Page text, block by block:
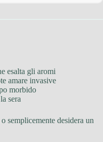
esalta gli aromi
amare invasive
morbido
sera
semplicemente desidera un